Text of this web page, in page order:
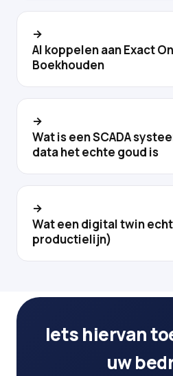
→
AI koppelen aan Exact
Boekhouden
→
Wat is een SCADA
data het echte goud is
→
Wat een digital twin
productielijn)
Iets hiervan
uw